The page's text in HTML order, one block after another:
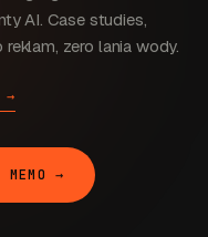
AI. Case studies,
zero lania wody.
→
→